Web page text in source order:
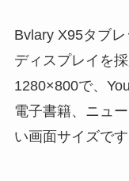
Bvlary X95タブ
ディスプレイを
1280×800で、
電子書籍、ニュ
い画面サイズです